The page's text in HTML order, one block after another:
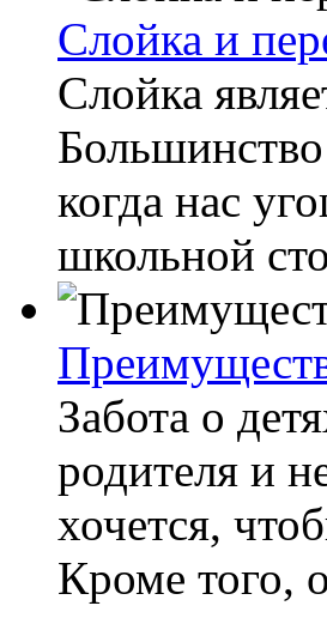
Слойка и
Слойка
Большинство
когда нас
школьной
Забота о
родителя и
хочется,
Кроме того,